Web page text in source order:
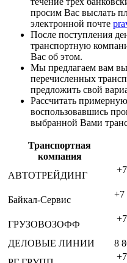
просим Вас выслать
электронной почте
После поступления
транспортную
Вас об этом.
Мы предлагаем вам
перечисленных
предложить свой
Рассчитать
воспользовавшись
выбранной Вами
Транспортная
компания
АВТОТРЕЙДИНГ
Байкал-Сервис
+7
ГРУЗОВОЗОФФ
ДЕЛОВЫЕ ЛИНИИ
8